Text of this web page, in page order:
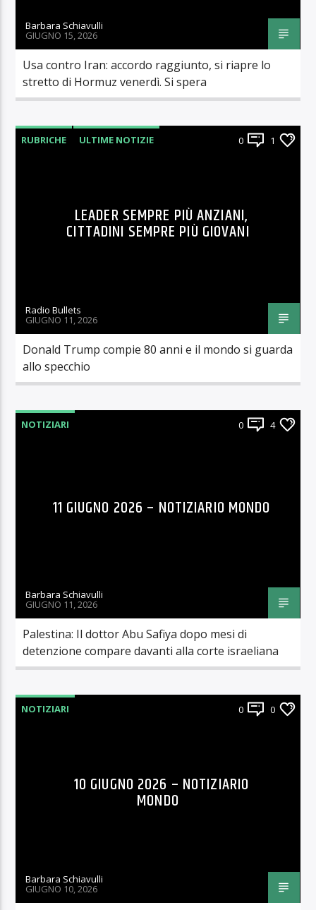
Barbara Schiavulli
GIUGNO 15, 2026
Usa contro Iran: accordo raggiunto, si riapre lo
stretto di Hormuz venerdì. Si spera
RUBRICHE ULTIME NOTIZIE 0 1
LEADER SEMPRE PIÙ ANZIANI,
CITTADINI SEMPRE PIÙ GIOVANI
Radio Bullets
GIUGNO 11, 2026
Donald Trump compie 80 anni e il mondo si guarda
allo specchio
NOTIZIARI 0 4
11 GIUGNO 2026 – NOTIZIARIO MONDO
Barbara Schiavulli
GIUGNO 11, 2026
Palestina: Il dottor Abu Safiya dopo mesi di
detenzione compare davanti alla corte israeliana
NOTIZIARI 0 0
10 GIUGNO 2026 – NOTIZIARIO
MONDO
Barbara Schiavulli
GIUGNO 10, 2026